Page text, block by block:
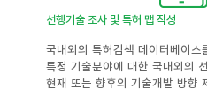
선행기술 조사 및 특허 맵 작성
국내외의 특허검색 데이터베이
특정 기술분야에 대한 국내외의
현재 또는 향후의 기술개발 방향